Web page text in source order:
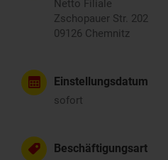
Netto Filiale
Zschopauer Str. 202
09126 Chemnitz
Einstellungsdatum
sofort
Beschäftigungsart